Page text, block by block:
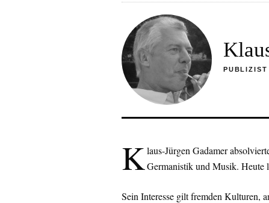
PUBLIZIST
Klaus-Jürgen Gadamer
Germanistik und Musik. Heute
Sein Interesse gilt fremden Kulturen,